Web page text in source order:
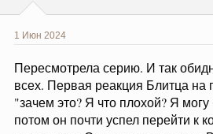
1 Июн 2024
Пересмотрела серию. И так
всех. Первая реакция Блитца на
"зачем это? Я что плохой? Я
потом он почти успел перейти к